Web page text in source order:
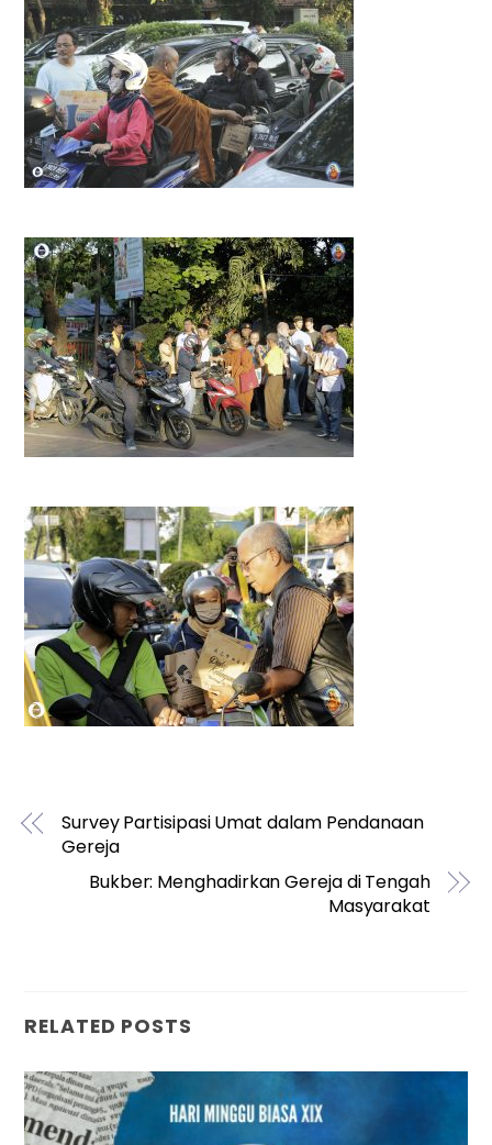
Survey Partisipasi Umat dalam Pendanaan
Gereja
Bukber: Menghadirkan Gereja di Tengah
Masyarakat
RELATED POSTS